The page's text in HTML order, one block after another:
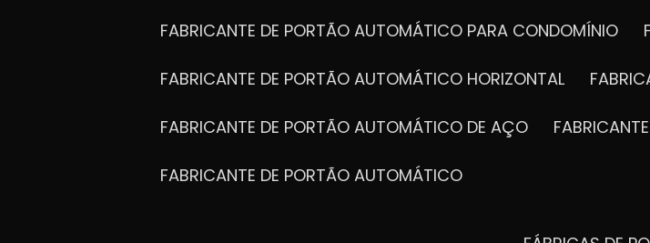
FABRICANTE DE PORTÃO AUTOMÁTICO PARA CONDOMÍNIO
FABRICANTE DE PORTÃO AUTOMÁTICO HORIZONTAL
FABRICANTE DE PORTÃO AUTOMÁTICO DE AÇO
FABRICANTE DE PORTÃO AUTOMÁTICO